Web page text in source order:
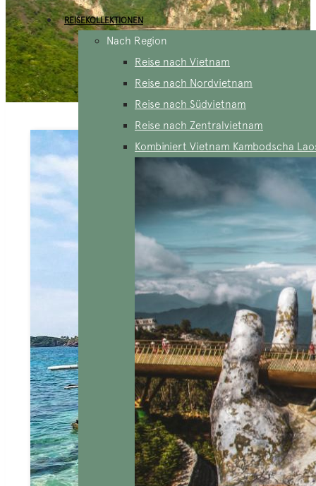
REISEKOLLEKTIONEN
Nach Region
Reise nach Vietnam
Reise nach Nordvietnam
Reise nach Südvietnam
Reise nach Zentralvietnam
Kombiniert Vietnam Kambodscha